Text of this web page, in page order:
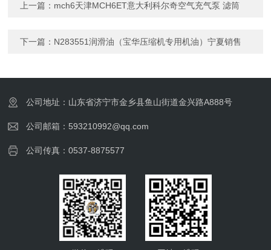
上一篇： mch6天津MCH6ET意大利科尔奇空气充气泵 滤筒
下一篇： N283551润滑油（宝华压缩机专用机油）宁夏销售
公司地址：山东省济宁市金乡县鱼山街道金兴路A888号
公司邮箱：593210992@qq.com
公司传真：0537-8875577